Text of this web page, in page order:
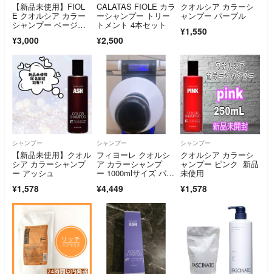
【新品未使用】FIOL
E クオルシア カラー
シャンプー ベージュ2
¥3,000
CALATAS FIOLE カラ
ーシャンプー トリー
トメント 4本セット
¥2,500
クオルシア カラーシ
ャンプー パープル
¥1,550
シャンプー
【新品未使用】クオル
シア カラーシャンプ
ー アッシュ
¥1,578
シャンプー
フィヨーレ クオルシ
ア カラーシャンプ
ー 1000mlサイズ パー
¥4,449
シャンプー
クオルシア カラーシ
ャンプー ピンク 新品
未使用
¥1,578